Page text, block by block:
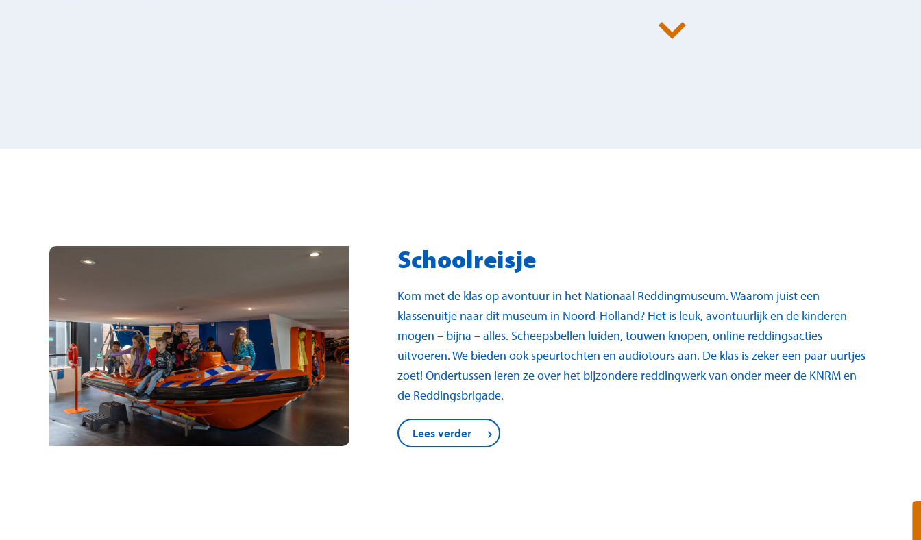
Schoolreisje
Kom met de klas op avontuur in het Nationaal Reddingmuseum. Waarom juist een
klassenuitje naar dit museum in Noord-Holland? Het is leuk, avontuurlijk en de kinderen
mogen – bijna – alles. Scheepsbellen luiden, touwen knopen, online reddingsacties
uitvoeren. We bieden ook speurtochten en audiotours aan. De klas is zeker een paar uurtjes
zoet! Ondertussen leren ze over het bijzondere reddingwerk van onder meer de KNRM en
de Reddingsbrigade.
Lees verder